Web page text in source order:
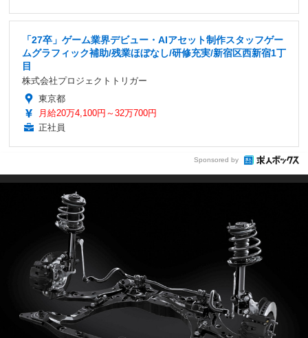
「27卒」ゲーム業界デビュー・AIアセット制作スタッフゲー
ムグラフィック補助/残業ほぼなし/研修充実/新宿区西新宿1丁
目
株式会社プロジェクトトリガー
東京都
月給20万4,100円～32万700円
正社員
Sponsored by